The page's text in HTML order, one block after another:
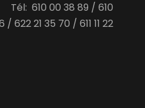
610 00 38 89 / 610
622 21 35 70 / 611 11 22